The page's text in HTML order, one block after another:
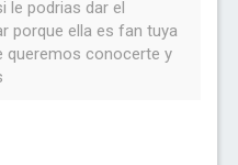
le podrias dar el
porque ella es fan tuya
queremos conocerte y